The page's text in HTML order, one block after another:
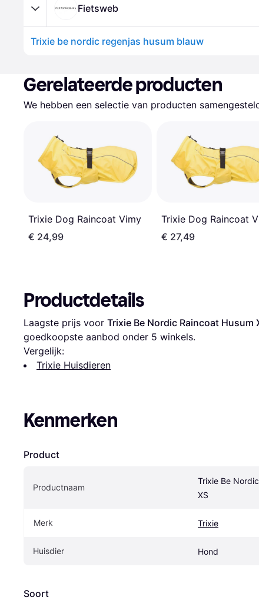
Fietsweb
Trixie be nordic regenjas husum blauw
Gerelateerde producten
We hebben een selectie van producten
Trixie Dog Raincoat Vimy
€ 24,99
Trixie Dog Raincoat
€ 27,49
Productdetails
Laagste prijs voor Trixie Be Nordic Raincoat Husum
goedkoopste aanbod onder 5 winkels.
Vergelijk:
Trixie Huisdieren
Kenmerken
Product
Productnaam
Trixie Be
XS
Merk Trixie
Huisdier Hond
Soort